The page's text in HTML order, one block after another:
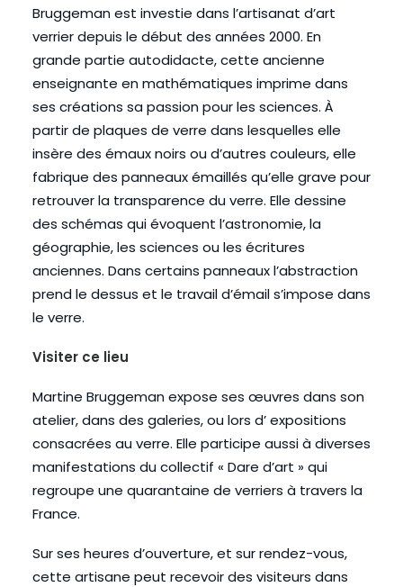
Bruggeman est investie dans l’artisanat d’art
verrier depuis le début des années 2000. En
grande partie autodidacte, cette ancienne
enseignante en mathématiques imprime dans
ses créations sa passion pour les sciences. À
partir de plaques de verre dans lesquelles elle
insère des émaux noirs ou d’autres couleurs, elle
fabrique des panneaux émaillés qu’elle grave pour
retrouver la transparence du verre. Elle dessine
des schémas qui évoquent l’astronomie, la
géographie, les sciences ou les écritures
anciennes. Dans certains panneaux l’abstraction
prend le dessus et le travail d’émail s’impose dans
le verre.
Visiter ce lieu
Martine Bruggeman expose ses œuvres dans son
atelier, dans des galeries, ou lors d’ expositions
consacrées au verre. Elle participe aussi à diverses
manifestations du collectif « Dare d’art » qui
regroupe une quarantaine de verriers à travers la
France.
Sur ses heures d’ouverture, et sur rendez-vous,
cette artisane peut recevoir des visiteurs dans